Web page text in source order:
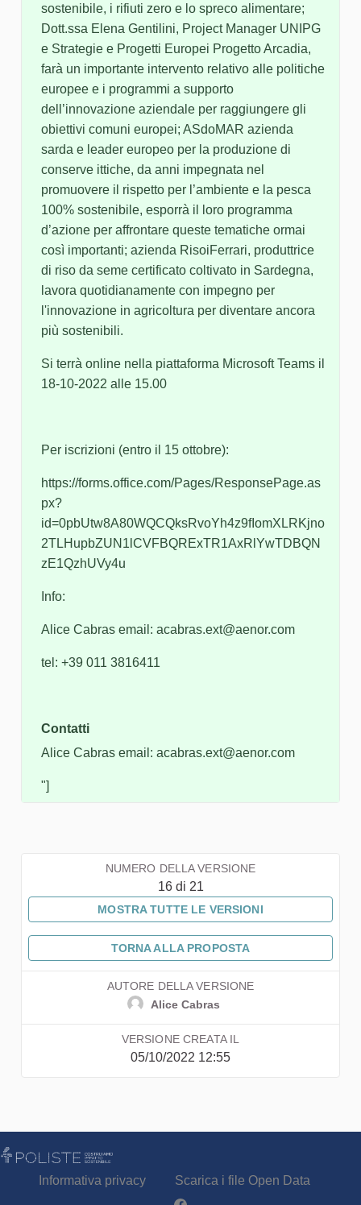
sostenibile, i rifiuti zero e lo spreco alimentare;
Dott.ssa Elena Gentilini, Project Manager UNIPG
e Strategie e Progetti Europei Progetto Arcadia,
farà un importante intervento relativo alle politiche
europee e i programmi a supporto
dell’innovazione aziendale per raggiungere gli
obiettivi comuni europei; ASdoMAR azienda
sarda e leader europeo per la produzione di
conserve ittiche, da anni impegnata nel
promuovere il rispetto per l’ambiente e la pesca
100% sostenibile, esporrà il loro programma
d’azione per affrontare queste tematiche ormai
così importanti; azienda RisoiFerrari, produttrice
di riso da seme certificato coltivato in Sardegna,
lavora quotidianamente con impegno per
l'innovazione in agricoltura per diventare ancora
più sostenibili.
Si terrà online nella piattaforma Microsoft Teams il
18-10-2022 alle 15.00
Per iscrizioni (entro il 15 ottobre):
https://forms.office.com/Pages/ResponsePage.as
px?
id=0pbUtw8A80WQCQksRvoYh4z9fIomXLRKjno
2TLHupbZUN1lCVFBQRExTR1AxRlYwTDBQN
zE1QzhUVy4u
Info:
Alice Cabras email: acabras.ext@aenor.com
tel: +39 011 3816411
Contatti
Alice Cabras email: acabras.ext@aenor.com
"]
NUMERO DELLA VERSIONE
16 di 21
MOSTRA TUTTE LE VERSIONI
TORNA ALLA PROPOSTA
AUTORE DELLA VERSIONE
Alice Cabras
VERSIONE CREATA IL
05/10/2022 12:55
Informativa privacy
Scarica i file Open Data